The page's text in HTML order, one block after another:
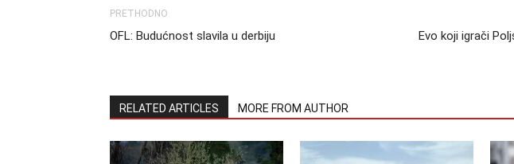
PRETHODNO
OFL: Budućnost slavila u derbiju
Evo koji igrači
RELATED ARTICLES MORE FROM AUTHOR